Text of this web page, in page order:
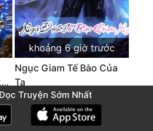
Chương 1340: Những kẻ cướp có cánh
khoảng 6 giờ trước
Ngục Giam Tế Bào Của
Ta
Chương 2050 Dính Nhớp
Truyện Sớm Nhất